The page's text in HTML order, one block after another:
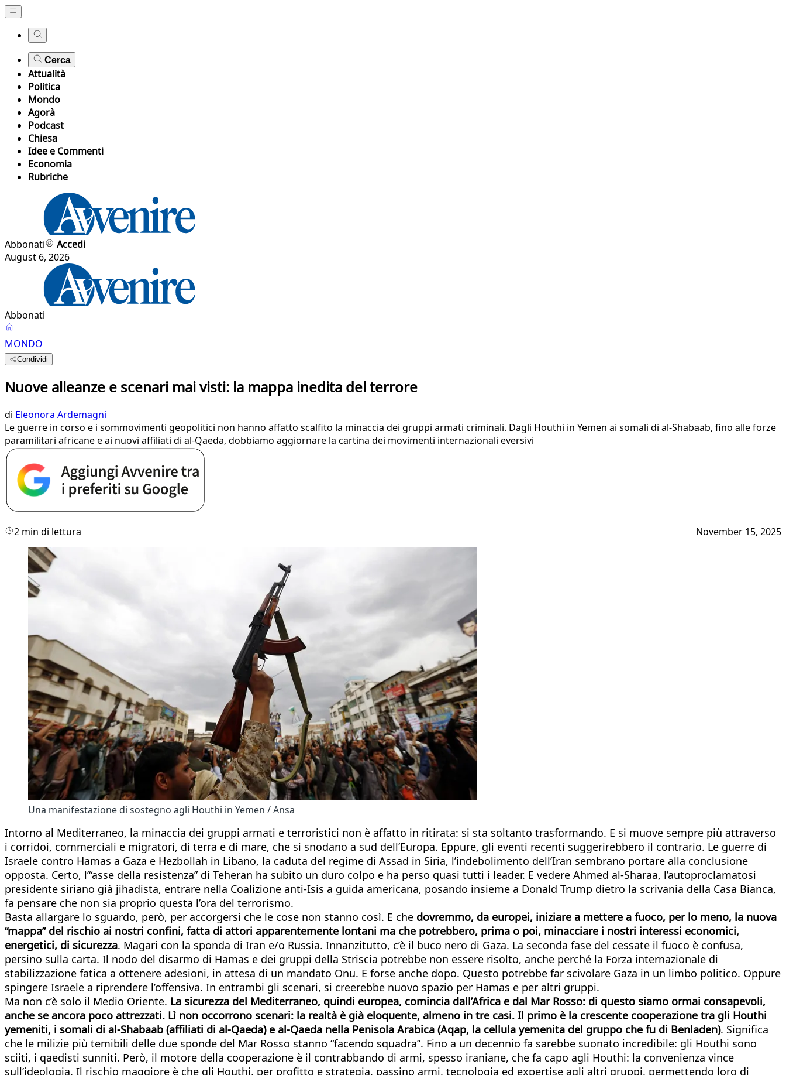
Cerca
Attualità
Politica
Mondo
Agorà
Podcast
Chiesa
Idee e Commenti
Economia
Rubriche
Abbonati
Accedi
August 6, 2026
Abbonati
MONDO
Condividi
Nuove alleanze e scenari mai visti: la mappa inedita del terrore
di Eleonora Ardemagni
Le guerre in corso e i sommovimenti geopolitici non hanno affatto scalfito la minaccia dei gruppi armati criminali. Dagli Houthi in Yemen ai somali di al-Shabaab, fino alle forze
paramilitari africane e ai nuovi affiliati di al-Qaeda, dobbiamo aggiornare la cartina dei movimenti internazionali eversivi
2 min di lettura November 15, 2025
Una manifestazione di sostegno agli Houthi in Yemen / Ansa
Intorno al Mediterraneo, la minaccia dei gruppi armati e terroristici non è affatto in ritirata: si sta soltanto trasformando. E si muove sempre più attraverso
i corridoi, commerciali e migratori, di terra e di mare, che si snodano a sud dell’Europa. Eppure, gli eventi recenti suggerirebbero il contrario. Le guerre di
Israele contro Hamas a Gaza e Hezbollah in Libano, la caduta del regime di Assad in Siria, l’indebolimento dell’Iran sembrano portare alla conclusione
opposta. Certo, l’“asse della resistenza” di Teheran ha subito un duro colpo e ha perso quasi tutti i leader. E vedere Ahmed al-Sharaa, l’autoproclamatosi
presidente siriano già jihadista, entrare nella Coalizione anti-Isis a guida americana, posando insieme a Donald Trump dietro la scrivania della Casa Bianca,
fa pensare che non sia proprio questa l’ora del terrorismo.
Basta allargare lo sguardo, però, per accorgersi che le cose non stanno così. E che dovremmo, da europei, iniziare a mettere a fuoco, per lo meno, la nuova
“mappa” del rischio ai nostri confini, fatta di attori apparentemente lontani ma che potrebbero, prima o poi, minacciare i nostri interessi economici,
energetici, di sicurezza. Magari con la sponda di Iran e/o Russia. Innanzitutto, c’è il buco nero di Gaza. La seconda fase del cessate il fuoco è confusa,
persino sulla carta. Il nodo del disarmo di Hamas e dei gruppi della Striscia potrebbe non essere risolto, anche perché la Forza internazionale di
stabilizzazione fatica a ottenere adesioni, in attesa di un mandato Onu. E forse anche dopo. Questo potrebbe far scivolare Gaza in un limbo politico. Oppure
spingere Israele a riprendere l’offensiva. In entrambi gli scenari, si creerebbe nuovo spazio per Hamas e per altri gruppi.
Ma non c’è solo il Medio Oriente. La sicurezza del Mediterraneo, quindi europea, comincia dall’Africa e dal Mar Rosso: di questo siamo ormai consapevoli,
anche se ancora poco attrezzati. Lì non occorrono scenari: la realtà è già eloquente, almeno in tre casi. Il primo è la crescente cooperazione tra gli Houthi
yemeniti, i somali di al-Shabaab (affiliati di al-Qaeda) e al-Qaeda nella Penisola Arabica (Aqap, la cellula yemenita del gruppo che fu di Benladen). Significa
che le milizie più temibili delle due sponde del Mar Rosso stanno “facendo squadra”. Fino a un decennio fa sarebbe suonato incredibile: gli Houthi sono
sciiti, i qaedisti sunniti. Però, il motore della cooperazione è il contrabbando di armi, spesso iraniane, che fa capo agli Houthi: la convenienza vince
sull’ideologia. Il rischio maggiore è che gli Houthi, per profitto e strategia, passino armi, tecnologia ed expertise agli altri gruppi, permettendo loro di